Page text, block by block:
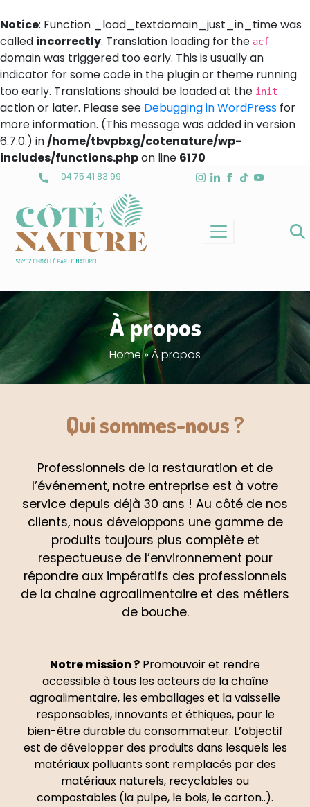
Notice: Function _load_textdomain_just_in_time was
called incorrectly. Translation loading for the acf
domain was triggered too early. This is usually an
indicator for some code in the plugin or theme running
too early. Translations should be loaded at the init
action or later. Please see Debugging in WordPress for
more information. (This message was added in version
6.7.0.) in/home/tbvpbxg/cotenature/wp-
includes/functions.phpon line 6170
content
04 75 41 83 99
À propos
Home»À propos
Qui sommes-nous ?
Professionnels de la restauration et de
l’événement, notre entreprise est à votre
service depuis déjà 30 ans ! Au côté de nos
clients, nous développons une gamme de
produits toujours plus complète et
respectueuse de l’environnement pour
répondre aux impératifs des professionnels
de la chaine agroalimentaire et des métiers
de bouche.
Notre mission ? Promouvoir et rendre
accessible à tous les acteurs de la chaîne
agroalimentaire, les emballages et la vaisselle
responsables, innovants et éthiques, pour le
bien-être durable du consommateur. L’objectif
est de développer des produits dans lesquels les
matériaux polluants sont remplacés par des
matériaux naturels, recyclables ou
compostables (la pulpe, le bois, le carton..).